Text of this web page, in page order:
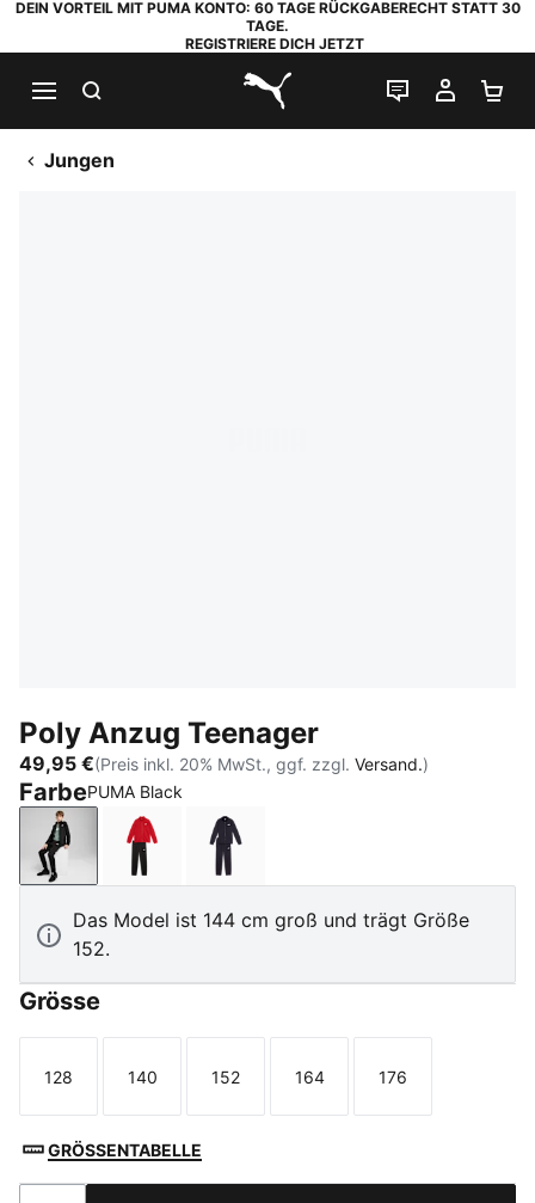
DEIN VORTEIL MIT PUMA KONTO: 60 TAGE RÜCKGABERECHT STATT 30
TAGE.
REGISTRIERE DICH JETZT
PUMA.com
LIVE-CHAT
MEIN
Jungen
Poly Anzug Teenager
49,95 €(Preis inkl. 20% MwSt., ggf. zzgl. Versand.)
FarbePUMA Black
PUMA BlackFor All Time Red
New Navy
Das Model ist 144 cm groß und trägt Größe
152.
Grösse
Größe
128
Größe
140
Größe
152
Größe
164
Größe
176
GRÖSSENTABELLE